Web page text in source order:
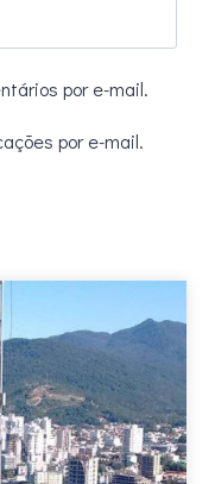
por e-mail.
por e-mail.